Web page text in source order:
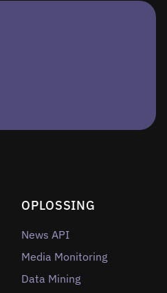
OPLOSSING
News API
Media Monitoring
Data Mining